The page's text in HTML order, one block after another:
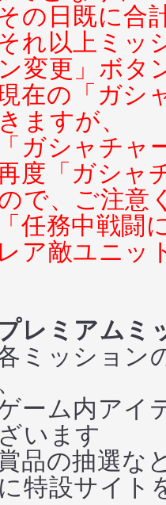
の日既に合
れ以上ミッ
変更」ボタ
在の「ガシ
ますが、
「ガシャチ
度「ガシャ
で、ご注意
任務中戦闘
レア敵ユニッ
プレミアム
ミッション
ム内アイテ
います
品の抽選な
特設サイト